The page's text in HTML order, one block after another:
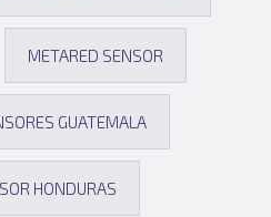
METARED SENSOR
GUATEMALA
HONDURAS